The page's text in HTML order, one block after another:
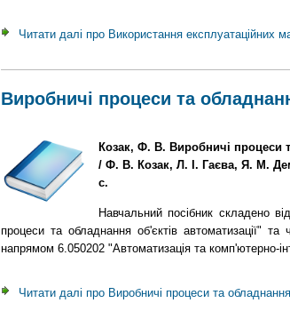
Читати далі про Використання експлуатаційних
Виробничі процеси та
Козак, Ф. В. Виробничі процеси
/ Ф. В. Козак, Л. І. Гаєва, Я. М.
с.
Навчальний посібник складено
процеси та обладнання об'єктів автоматизації" та
напрямом 6.050202 "Автоматизація та комп'ютерно-
Читати далі про Виробничі процеси та обладнання